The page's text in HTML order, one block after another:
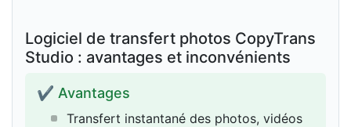
Logiciel de transfert photos CopyTrans
Studio : avantages et inconvénients
✔ Avantages
Transfert instantané des photos, vidéos